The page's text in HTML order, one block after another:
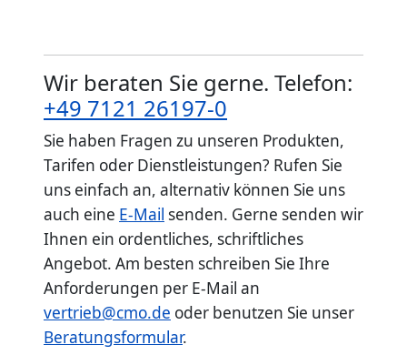
Wir beraten Sie gerne. Telefon:
+49 7121 26197-0
Sie haben Fragen zu unseren Produkten,
Tarifen oder Dienstleistungen? Rufen Sie
uns einfach an, alternativ können Sie uns
auch eine E-Mail senden. Gerne senden wir
Ihnen ein ordentliches, schriftliches
Angebot. Am besten schreiben Sie Ihre
Anforderungen per E-Mail an
vertrieb@cmo.de oder benutzen Sie unser
Beratungsformular.